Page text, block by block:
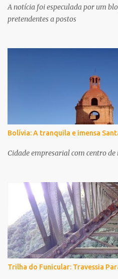
A notícia foi especulada por um
pretendentes a postos
Bolívia: A tranquila e imensa
Cidade empresarial com centro
Trilha do Funicular: Travessia